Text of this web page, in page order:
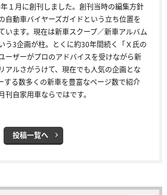
１月に創刊しました。創刊当時の編集方針
自動車バイヤーズガイドという立ち位置を
います。現在は新車スクープ／新車アルバム
う3企画が柱。とくに約30年間続く「Ｘ氏の
ーザーがプロのアドバイスを受けながら新
アルさがうけて、現在でも人気の企画とな
する数多くの新車を豊富なページ数で紹介
自家用車ならではです。
投稿一覧へ